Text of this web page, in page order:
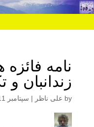
نامه
زندانبان و
by علی ناظر | سپتامبر 11, 2024 7:42 ب.ظ